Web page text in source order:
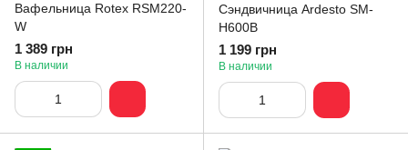
Вафельница Rotex RSM220-
W
1 389 грн
В наличии
Сэндвичница Ardesto SM-
H600B
1 199 грн
В наличии